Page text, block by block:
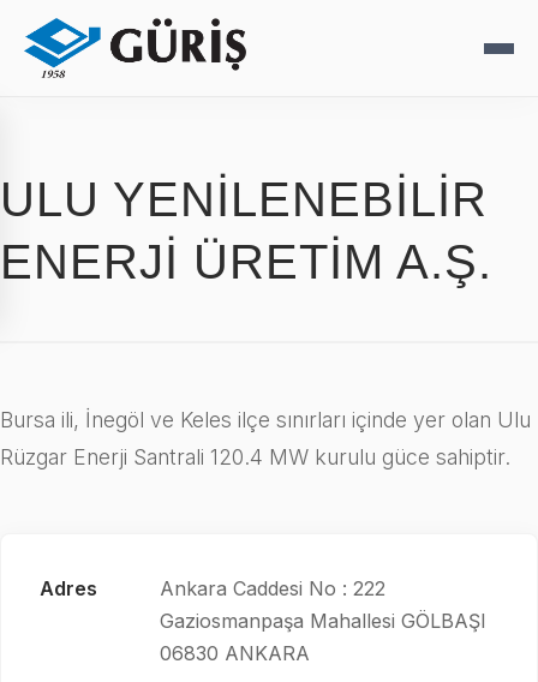
ULU YENİLENEBİLİR
ENERJİ ÜRETİM A.Ş.
Bursa ili, İnegöl ve Keles ilçe sınırları içinde yer olan Ulu
Rüzgar Enerji Santrali 120.4 MW kurulu güce sahiptir.
Adres
Ankara Caddesi No : 222
Gaziosmanpaşa Mahallesi GÖLBAŞI
06830 ANKARA